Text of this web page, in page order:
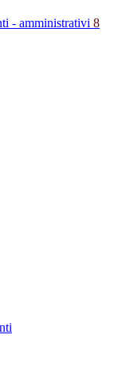
- amministrativi 8